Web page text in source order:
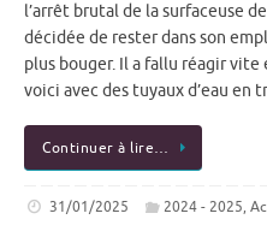
l’arrêt brutal de la surfaceuse
décidée de rester dans son
plus bouger. Il a fallu réagir vite
voici avec des tuyaux d’eau en
Continuer à lire…
31/01/2025 2024 - 2025,